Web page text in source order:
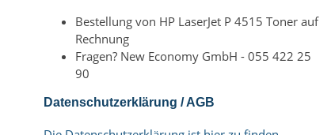
Bestellung von HP LaserJet P 4515 Toner auf
Rechnung
Fragen? New Economy GmbH - 055 422 25
90
Datenschutzerklärung / AGB